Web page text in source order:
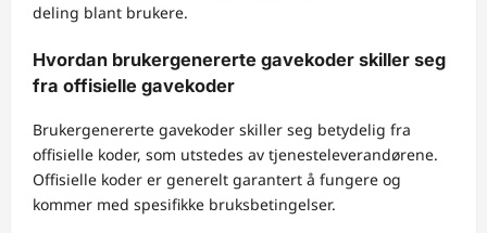
deling blant brukere.
Hvordan brukergenererte gavekoder skiller seg
fra offisielle gavekoder
Brukergenererte gavekoder skiller seg betydelig fra
offisielle koder, som utstedes av tjenesteleverandørene.
Offisielle koder er generelt garantert å fungere og
kommer med spesifikke bruksbetingelser.